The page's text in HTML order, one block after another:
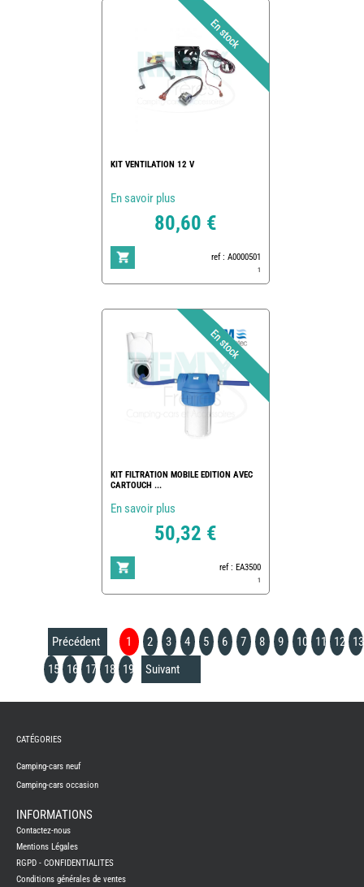
KIT VENTILATION 12 V
En savoir plus
80,60 €
ref : A0000501
1
KIT FILTRATION MOBILE EDITION AVEC
CARTOUCH ...
En savoir plus
50,32 €
ref : EA3500
1
Précédent 1 2 3 4 5 6 7 8 9 10 11 12
13
15
16 17 18 19 Suivant
CAMPING-
NEUFS
CAMPING-
CAMPING-
BENIMAR
CAMPING-
CARADO
CATÉGORIES
Camping-cars neuf
Camping-cars occasion
INFORMATIONS
Contactez-nous
Mentions Légales
RGPD - CONFIDENTIALITES
Conditions générales de ventes